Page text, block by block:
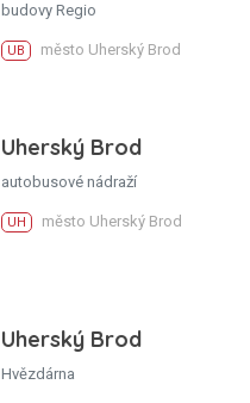
budovy Regio
UB město Uherský Brod
Uherský Brod
autobusové nádraží
UH město Uherský Brod
Uherský Brod
Hvězdárna